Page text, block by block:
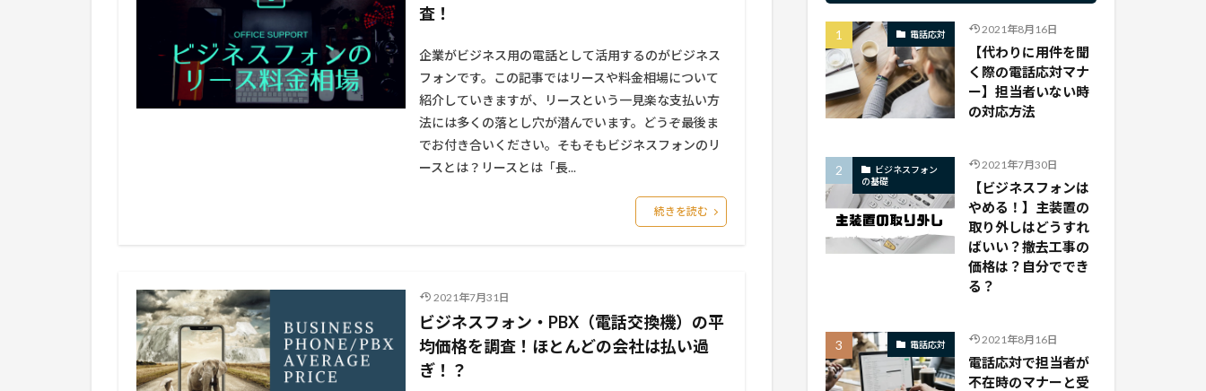
査！
企業がビジネス用の電話として活用するのがビジネス
フォンです。この記事ではリースや料金相場について
紹介していきますが、リースという一見楽な支払い方
法には多くの落とし穴が潜んでいます。どうぞ最後ま
でお付き合いください。そもそもビジネスフォンのリ
ースとは？リースとは「長...
続きを読む
2021年7月31日
ビジネスフォン・PBX（電話交換機）の平
均価格を調査！ほとんどの会社は払い過
ぎ！？
電話応対 2021年8月16日
【代わりに用件を聞
く際の電話応対マナ
ー】担当者いない時
の対応方法
ビジネスフォン
の基礎
2021年7月30日
【ビジネスフォンは
やめる！】主装置の
取り外しはどうすれ
ばいい？撤去工事の
価格は？自分ででき
る？
電話応対 2021年8月16日
電話応対で担当者が
不在時のマナーと受